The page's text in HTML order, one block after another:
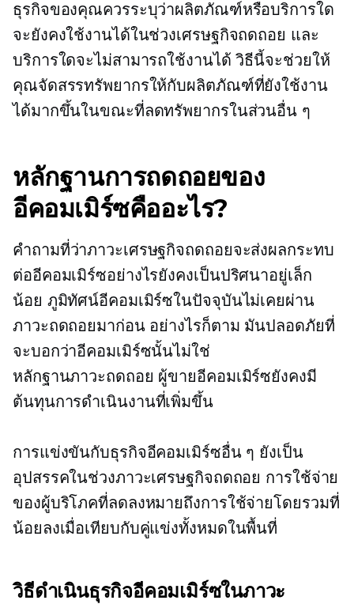
ธุรกิจของคุณควรระบุว่าผลิตภัณฑ์หรือบริการใด
จะยังคงใช้งานได้ในช่วงเศรษฐกิจถดถอย และ
บริการใดจะไม่สามารถใช้งานได้ วิธีนี้จะช่วยให้
คุณจัดสรรทรัพยากรให้กับผลิตภัณฑ์ที่ยังใช้งาน
ได้มากขึ้นในขณะที่ลดทรัพยากรในส่วนอื่น ๆ
หลักฐานการถดถอยของ
อีคอมเมิร์ซคืออะไร?
คำถามที่ว่าภาวะเศรษฐกิจถดถอยจะส่งผลกระทบ
ต่ออีคอมเมิร์ซอย่างไรยังคงเป็นปริศนาอยู่เล็ก
น้อย ภูมิทัศน์อีคอมเมิร์ซในปัจจุบันไม่เคยผ่าน
ภาวะถดถอยมาก่อน อย่างไรก็ตาม มันปลอดภัยที่
จะบอกว่าอีคอมเมิร์ซนั้นไม่ใช่
หลักฐานภาวะถดถอย ผู้ขายอีคอมเมิร์ซยังคงมี
ต้นทุนการดำเนินงานที่เพิ่มขึ้น
การแข่งขันกับธุรกิจอีคอมเมิร์ซอื่น ๆ ยังเป็น
อุปสรรคในช่วงภาวะเศรษฐกิจถดถอย การใช้จ่าย
ของผู้บริโภคที่ลดลงหมายถึงการใช้จ่ายโดยรวมที่
น้อยลงเมื่อเทียบกับคู่แข่งทั้งหมดในพื้นที่
วิธีดำเนินธุรกิจอีคอมเมิร์ซในภาวะ